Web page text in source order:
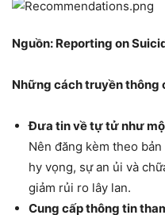
Nguồn: Reporting on
Những cách truyền thông
Đưa tin về tự tử như
Nên đăng kèm theo
hy vọng, sự an ủi và
giảm rủi ro lây lan.
Cung cấp thông tin